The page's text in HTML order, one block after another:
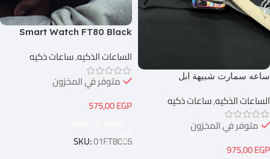
ساعه سمارت شبيهة ابل
الساعات الذكيه,ساعات ذكيه
متوفر في المخزون
975,00EGP
Smart Watch FT80 Black
الساعات الذكيه,ساعات ذكيه
متوفر في المخزون
575,00EGP
SKU:01FT8006